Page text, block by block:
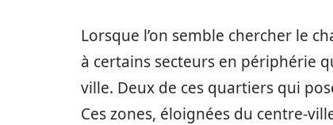
Lorsque l’on semble chercher le
à certains secteurs en périphérie
ville. Deux de ces quartiers qui
Ces zones, éloignées du centre-